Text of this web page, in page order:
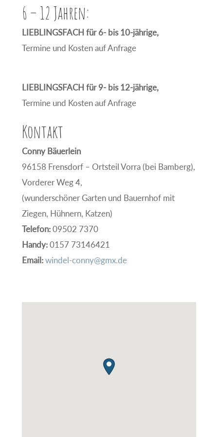
6 – 12 Jahren:
LIEBLINGSFACH für 6- bis 10-jährige,
Termine und Kosten auf Anfrage
LIEBLINGSFACH für 9- bis 12-jährige,
Termine und Kosten auf Anfrage
Kontakt
Conny Bäuerlein
96158 Frensdorf – Ortsteil Vorra (bei Bamberg),
Vorderer Weg 4,
(wunderschöner Garten und Bauernhof mit
Ziegen, Hühnern, Katzen)
Telefon:09502 7370
Handy:0157 73146421
Email: windel-conny@gmx.de